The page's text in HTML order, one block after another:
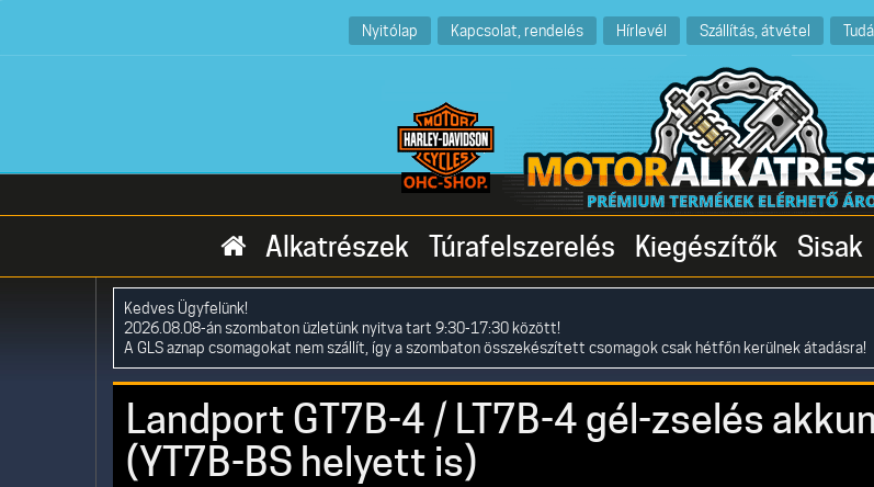
Nyitólap Kapcsolat, rendelés Hírlevél Szállítás, átvétel
Alkatrészek Túrafelszerelés Kiegészítők Sisak
Kedves Ügyfelünk!
2026.08.08-án szombaton üzletünk nyitva tart 9:30-17:30 között!
A GLS aznap csomagokat nem szállít, így a szombaton összekészített csomagok csak hétfőn kerülnek átadásra!
Landport GT7B-4 / LT7B-4 gél-zselés
(YT7B-BS helyett is)